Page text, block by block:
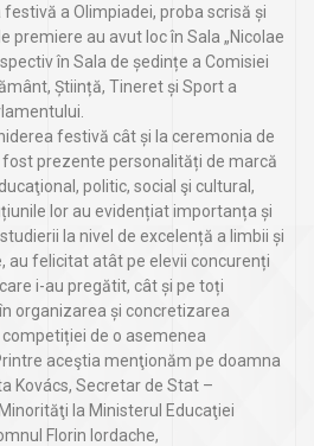
festivă a Olimpiadei, proba scrisă și
premiere au avut loc în Sala „Nicolae
în Sala de ședințe a Comisiei
Știință, Tineret și Sport a
festivă cât și la ceremonia de
prezente personalități de marcă
politic, social şi cultural,
lor au evidențiat importanța și
la nivel de excelență a limbii și
au felicitat atât pe elevii concurenți
i-au pregătit, cât și pe toți
organizarea și concretizarea
de o asemenea
aceştia menţionăm pe doamna
Kovács, Secretar de Stat –
la Ministerul Educaţiei
Florin Iordache,